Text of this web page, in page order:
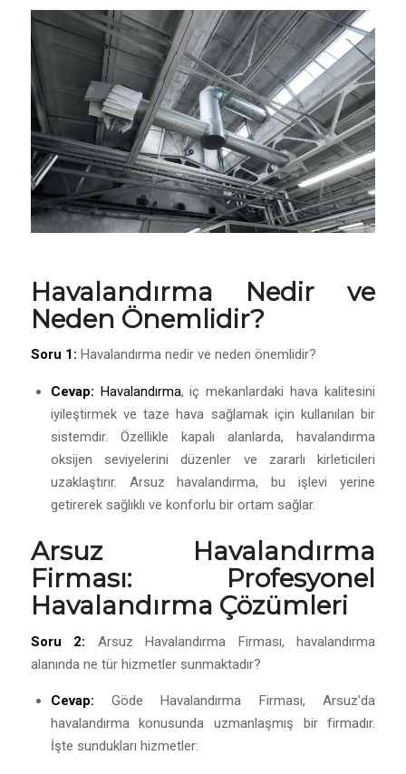
Havalandırma Nedir ve
Neden Önemlidir?
Soru 1: Havalandırma nedir ve neden önemlidir?
Cevap: Havalandırma, iç mekanlardaki hava kalitesini
iyileştirmek ve taze hava sağlamak için kullanılan bir
sistemdir. Özellikle kapalı alanlarda, havalandırma
oksijen seviyelerini düzenler ve zararlı kirleticileri
uzaklaştırır. Arsuz havalandırma, bu işlevi yerine
getirerek sağlıklı ve konforlu bir ortam sağlar.
Arsuz Havalandırma
Firması: Profesyonel
Havalandırma Çözümleri
Soru 2: Arsuz Havalandırma Firması, havalandırma
alanında ne tür hizmetler sunmaktadır?
Cevap: Göde Havalandırma Firması, Arsuz’da
havalandırma konusunda uzmanlaşmış bir firmadır.
İşte sundukları hizmetler: